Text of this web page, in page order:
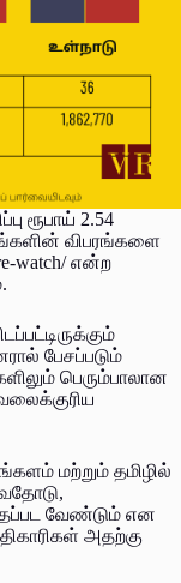
ரூபாய் 2.54
விபரங்களை
watch/ என்ற
பேசப்படும்
பெரும்பாலான
மற்றும் தமிழில்
வேண்டும் என
அதற்கு